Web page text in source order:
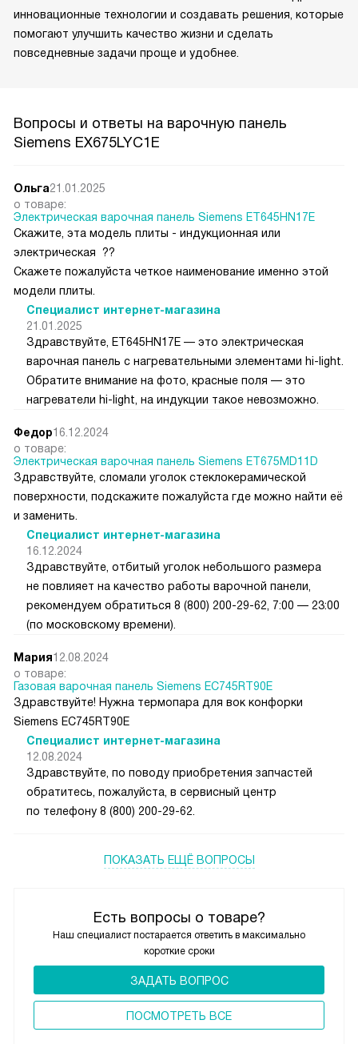
инновационные технологии и создавать решения, которые
помогают улучшить качество жизни и сделать
повседневные задачи проще и удобнее.
Вопросы и ответы на варочную панель
Siemens EX675LYC1E
Есть вопросы о товаре?
Наш специалист постарается ответить в максимально
короткие сроки
ЗАДАТЬ ВОПРОС
ПОCМОТРЕТЬ ВСЕ
Ольга21.01.2025
о товаре:
Электрическая варочная панель Siemens ET645HN17E
Скажите, эта модель плиты - индукционная или
электрическая ??
Скажете пожалуйста четкое наименование именно этой
модели плиты.
Специалист интернет-магазина
21.01.2025
Здравствуйте, ET645HN17E — это электрическая
варочная панель с нагревательными элементами hi-light.
Обратите внимание на фото, красные поля — это
нагреватели hi-light, на индукции такое невозможно.
Федор16.12.2024
о товаре:
Электрическая варочная панель Siemens ET675MD11D
Здравствуйте, сломали уголок стеклокерамической
поверхности, подскажите пожалуйста где можно найти её
и заменить.
Специалист интернет-магазина
16.12.2024
Здравствуйте, отбитый уголок небольшого размера
не повлияет на качество работы варочной панели,
рекомендуем обратиться 8 (800) 200-29-62, 7:00 — 23:00
(по московскому времени).
Мария12.08.2024
о товаре:
Газовая варочная панель Siemens EC745RT90E
Здравствуйте! Нужна термопара для вок конфорки
Siemens EC745RT90E
Специалист интернет-магазина
12.08.2024
Здравствуйте, по поводу приобретения запчастей
обратитесь, пожалуйста, в сервисный центр
по телефону 8 (800) 200-29-62.
ПОКАЗАТЬ ЕЩЁ ВОПРОСЫ